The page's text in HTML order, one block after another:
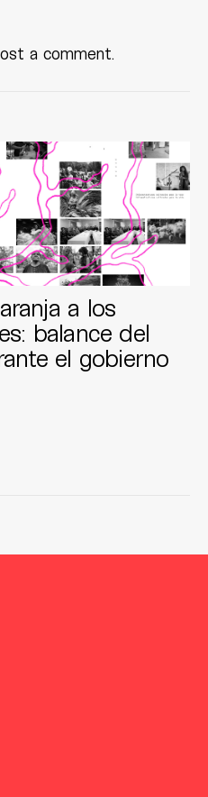
a comment.
a los
balance del
el gobierno